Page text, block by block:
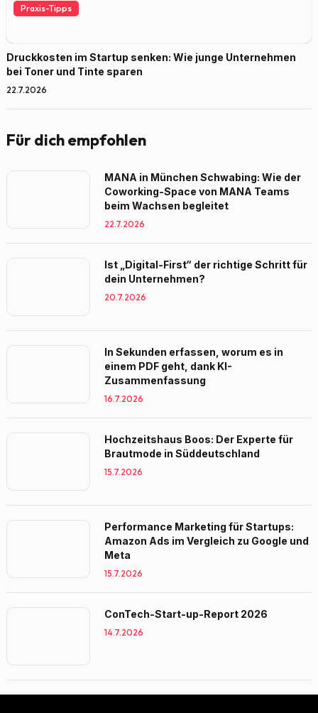
Praxis-Tipps
Druckkosten im Startup senken: Wie junge Unternehmen
bei Toner und Tinte sparen
22.7.2026
Für dich empfohlen
MANA in München Schwabing: Wie der
Coworking-Space von MANA Teams
beim Wachsen begleitet
22.7.2026
Ist „Digital-First“ der richtige Schritt für
dein Unternehmen?
20.7.2026
In Sekunden erfassen, worum es in
einem PDF geht, dank KI-
Zusammenfassung
16.7.2026
Hochzeitshaus Boos: Der Experte für
Brautmode in Süddeutschland
15.7.2026
Performance Marketing für Startups:
Amazon Ads im Vergleich zu Google und
Meta
15.7.2026
ConTech-Start-up-Report 2026
14.7.2026